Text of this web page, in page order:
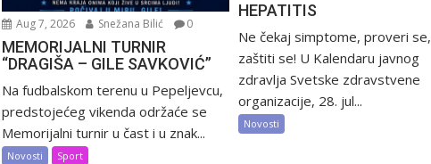
Aug 7, 2026 Snežana Bilić 0
MEMORIJALNI TURNIR
“DRAGIŠA – GILE SAVKOVIĆ”
Na fudbalskom terenu u Pepeljevcu,
predstojećeg vikenda održaće se
Memorijalni turnir u čast i u znak...
Novosti Sport
HEPATITIS
Ne čekaj simptome, proveri se,
zaštiti se! U Kalendaru javnog
zdravlja Svetske zdravstvene
organizacije, 28. jul...
Novosti